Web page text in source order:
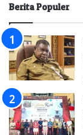
Berita Populer